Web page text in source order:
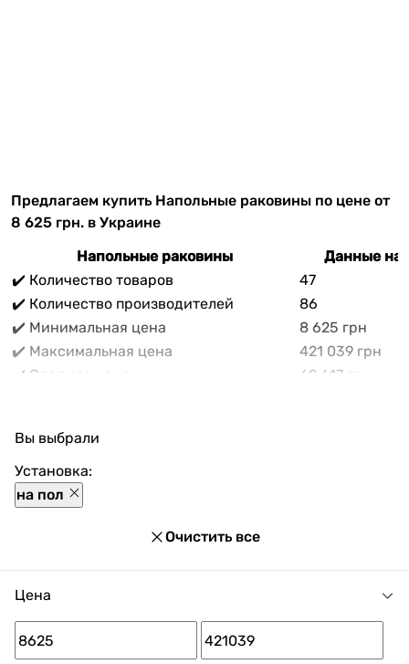
Предлагаем купить Напольные раковины по цене от
8 625 грн. в Украине
Напольные раковины
Данные на
✔️ Количество товаров
47
✔️ Количество производителей
86
✔️ Минимальная цена
8 625 грн
✔️ Максимальная цена
421 039 грн
✔️ Средняя цена
62 617 грн
При покупке Напольные раковины в нашем магазине
доступны разнообразные способы оплаты, покупка в
кредит и множество акций и скидок для каждого
покупателя.
Вы выбрали
Установка:
на пол
Очистить все
Цена